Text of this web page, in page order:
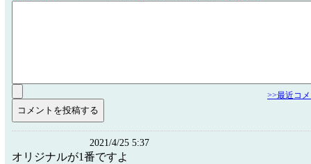
>>最近コ
2021/4/25 5:37
オリジナルが1番ですよ